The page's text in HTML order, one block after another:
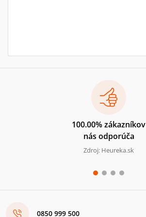
100.00% zákazníkov
nás odporúča
Zdroj: Heureka.sk
0850 999 500